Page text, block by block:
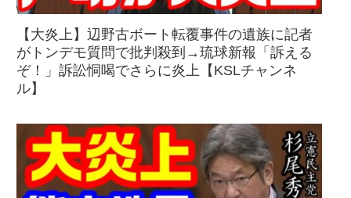
【大炎上】辺野古ボート転覆事件の遺族に記者
がトンデモ質問で批判殺到→琉球新報「訴える
ぞ！」訴訟恫喝でさらに炎上【KSLチャンネ
ル】